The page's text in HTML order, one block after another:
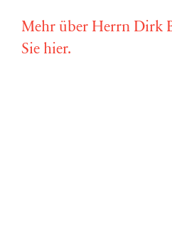
Mehr über Herrn Dirk
Sie hier.